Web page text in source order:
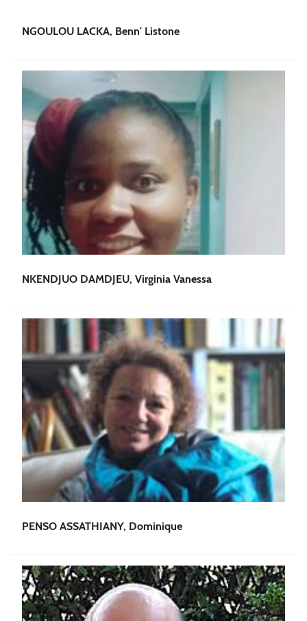
NGOULOU LACKA, Benn' Listone
NKENDJUO DAMDJEU, Virginia Vanessa
PENSO ASSATHIANY, Dominique